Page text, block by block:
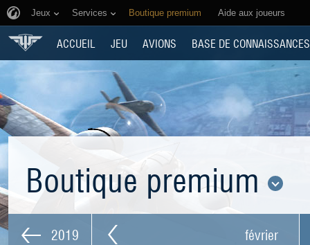
Jeux Services Boutique premium Aide aux joueurs
ACCUEIL JEU AVIONS BASE DE CONNAISSANCES
Boutique premium
2019 février